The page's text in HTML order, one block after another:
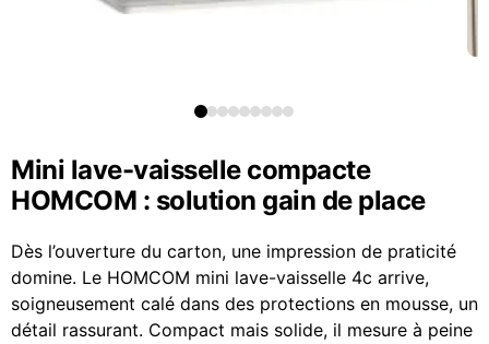
Mini lave-vaisselle compacte
HOMCOM : solution gain de place
Dès l’ouverture du carton, une impression de praticité
domine. Le HOMCOM mini lave-vaisselle 4c arrive,
soigneusement calé dans des protections en mousse, un
détail rassurant. Compact mais solide, il mesure à peine